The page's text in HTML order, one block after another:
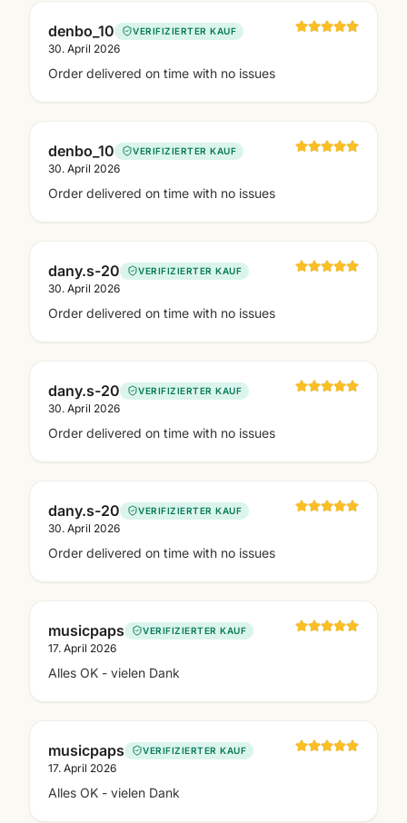
denbo_10 VERIFIZIERTER KAUF
30. April 2026
Order delivered on time with no issues
denbo_10 VERIFIZIERTER KAUF
30. April 2026
Order delivered on time with no issues
dany.s-20 VERIFIZIERTER KAUF
30. April 2026
Order delivered on time with no issues
dany.s-20 VERIFIZIERTER KAUF
30. April 2026
Order delivered on time with no issues
dany.s-20 VERIFIZIERTER KAUF
30. April 2026
Order delivered on time with no issues
musicpaps VERIFIZIERTER KAUF
17. April 2026
Alles OK - vielen Dank
musicpaps VERIFIZIERTER KAUF
17. April 2026
Alles OK - vielen Dank